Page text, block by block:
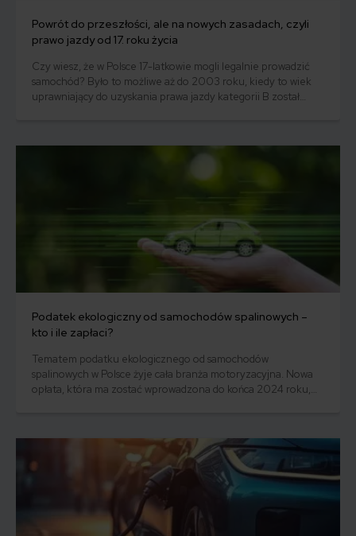
Powrót do przeszłości, ale na nowych zasadach, czyli
prawo jazdy od 17. roku życia
Czy wiesz, że w Polsce 17-latkowie mogli legalnie prowadzić
samochód? Było to możliwe aż do 2003 roku, kiedy to wiek
uprawniający do uzyskania prawa jazdy kategorii B został
Podatek ekologiczny od samochodów spalinowych –
kto i ile zapłaci?
Tematem podatku ekologicznego od samochodów
spalinowych w Polsce żyje cała branża motoryzacyjna. Nowa
opłata, która ma zostać wprowadzona do końca 2024 roku,